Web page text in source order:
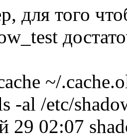
для того
~/
-al /etc/
29 02:07